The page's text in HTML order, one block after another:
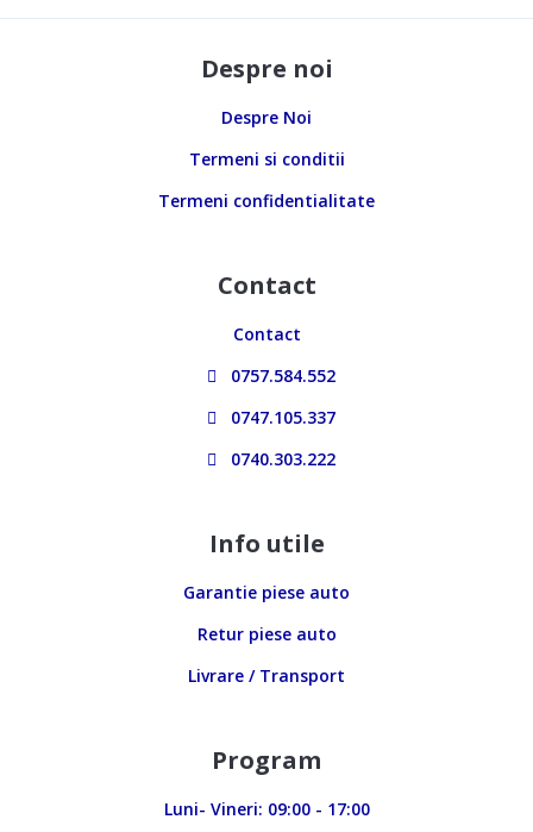
Despre noi
Despre Noi
Termeni si conditii
Termeni confidentialitate
Contact
Contact
0757.584.552
0747.105.337
0740.303.222
Info utile
Garantie piese auto
Retur piese auto
Livrare / Transport
Program
Luni- Vineri: 09:00 - 17:00